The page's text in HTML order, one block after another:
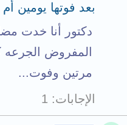
بعد فوتها يومين
دكتور أنا خدت
المفروض الجرعه
مرتين وفوت...
الإجابات
1